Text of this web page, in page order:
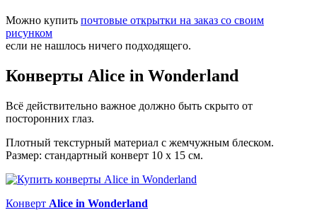
Можно купить почтовые открытки на заказ со своим
рисунком
если не нашлось ничего подходящего.
Конверты Alice in Wonderland
Всё действительно важное должно быть скрыто от
посторонних глаз.
Плотный текстурный материал с жемчужным блеском.
Размер: стандартный конверт 10 х 15 см.
Конверт Alice in Wonderland